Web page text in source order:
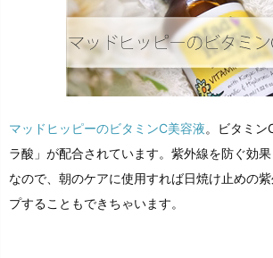
マッドヒッピーのビタミンC美容液。ビタミン
ラ酸」が配合されています。紫外線を防ぐ効
なので、朝のケアに使用すれば日焼け止めの
プすることもできちゃいます。